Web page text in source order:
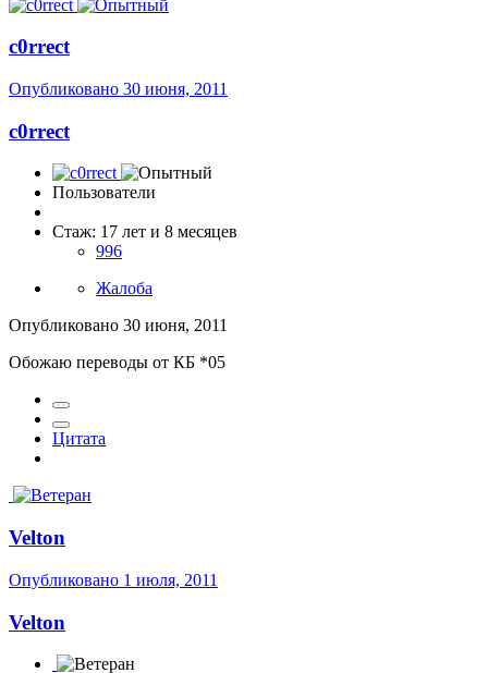
c0rrect
Опубликовано 30 июня, 2011
c0rrect
Пользователи
Стаж: 17 лет и 8 месяцев
996
Жалоба
Опубликовано 30 июня, 2011
Обожаю переводы от КБ *05
Цитата
Velton
Опубликовано 1 июля, 2011
Velton